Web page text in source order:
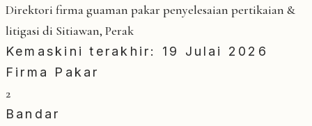
Direktori firma guaman pakar penyelesaian pertikaian &
litigasi di Sitiawan, Perak
Kemaskini terakhir: 19 Julai 2026
Firma Pakar
2
Bandar